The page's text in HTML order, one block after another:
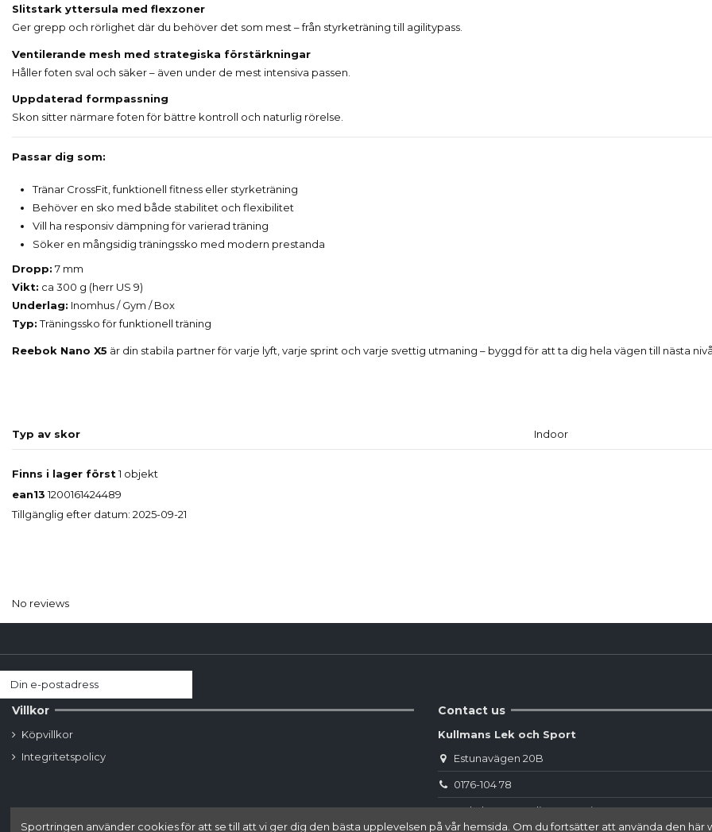
Slitstark yttersula med flexzoner
Ger grepp och rörlighet där du behöver det som mest – från styrketräning till agilitypass.
Ventilerande mesh med strategiska förstärkningar
Håller foten sval och säker – även under de mest intensiva passen.
Uppdaterad formpassning
Skon sitter närmare foten för bättre kontroll och naturlig rörelse.
Passar dig som:
Tränar CrossFit, funktionell fitness eller styrketräning
Behöver en sko med både stabilitet och flexibilitet
Vill ha responsiv dämpning för varierad träning
Söker en mångsidig träningssko med modern prestanda
Dropp: 7 mm
Vikt: ca 300 g (herr US 9)
Underlag: Inomhus / Gym / Box
Typ:Träningssko för funktionell träning
Reebok Nano X5 är din stabila partner för varje lyft, varje sprint och varje svettig utmaning – byggd för att ta dig hela vägen till nästa
Typ av skor Indoor
Finns i lager först1 objekt
ean13 1200161424489
Tillgänglig efter datum: 2025-09-21
No reviews
Villkor
Köpvillkor
Integritetspolicy
Contact us
Kullmans Lek och Sport
Estunavägen 20B
0176-104 78
webshop.norrtalje@sportringen.se
Sportringen använder cookies för att se till att vi ger dig den bästa upplevelsen på vår hemsida. Om du fortsätter att använda den